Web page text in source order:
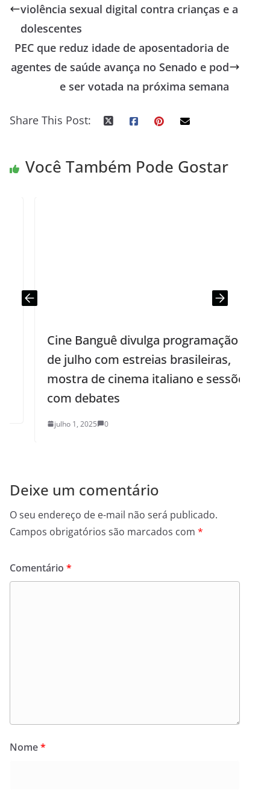
violência sexual digital contra crianças e a
dolescentes
PEC que reduz idade de aposentadoria de
agentes de saúde avança no Senado e pod
e ser votada na próxima semana
Share This Post:
Você Também Pode Gostar
Cine Banguê divulga programação
de julho com estreias brasileiras,
mostra de cinema italiano e sessões
com debates
julho 1, 2025 0
Deixe um comentário
O seu endereço de e-mail não será publicado.
Campos obrigatórios são marcados com *
Comentário *
Nome*